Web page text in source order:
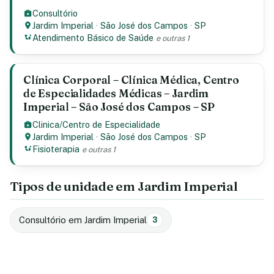
Consultório
Jardim Imperial ·São José dos Campos ·SP
Atendimento Básico de Saúde e outras 1
Clínica Corporal – Clínica Médica, Centro
de Especialidades Médicas – Jardim
Imperial – São José dos Campos – SP
Clinica/Centro de Especialidade
Jardim Imperial ·São José dos Campos ·SP
Fisioterapia e outras 1
Tipos de unidade em Jardim Imperial
Consultório em Jardim Imperial 3